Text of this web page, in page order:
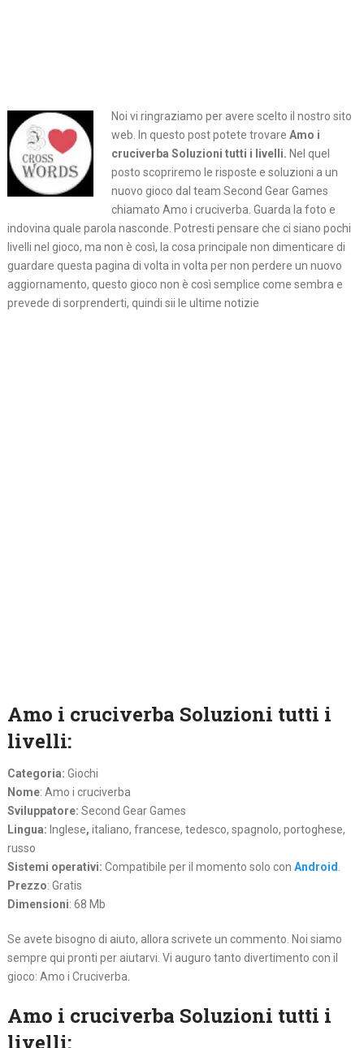
Noi vi ringraziamo per avere scelto il nostro sito
web. In questo post potete trovare Amo i
cruciverba Soluzioni tutti i livelli. Nel quel
posto scopriremo le risposte e soluzioni a un
nuovo gioco dal team Second Gear Games
chiamato Amo i cruciverba. Guarda la foto e
indovina quale parola nasconde. Potresti pensare che ci siano pochi
livelli nel gioco, ma non è così, la cosa principale non dimenticare di
guardare questa pagina di volta in volta per non perdere un nuovo
aggiornamento, questo gioco non è così semplice come sembra e
prevede di sorprenderti, quindi sii le ultime notizie
Amo i cruciverba Soluzioni tutti i
livelli:
Categoria: Giochi
Nome: Amo i cruciverba
Sviluppatore: Second Gear Games
Lingua: Inglese, italiano, francese, tedesco, spagnolo, portoghese,
russo
Sistemi operativi: Compatibile per il momento solo con Android.
Prezzo: Gratis
Dimensioni: 68 Mb
Se avete bisogno di aiuto, allora scrivete un commento. Noi siamo
sempre qui pronti per aiutarvi. Vi auguro tanto divertimento con il
gioco: Amo i Cruciverba.
Amo i cruciverba Soluzioni tutti i
livelli: